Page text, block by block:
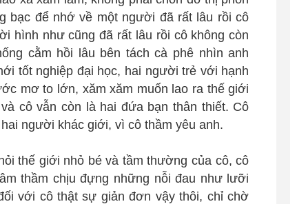
bạc để nhớ về một người đã rất lâu rồi cô
hình như cũng đã rất lâu rồi cô không còn
cằm hồi lâu bên tách cà phê nhìn anh
tốt nghiệp đại học, hai người trẻ với hạnh
mơ to lớn, xăm xăm muốn lao ra thế giới
cô vẫn còn là hai đứa bạn thân thiết. Cô
người khác giới, vì cô thầm yêu anh.
thế giới nhỏ bé và tầm thường của cô, cô
thầm chịu đựng những nỗi đau như lưỡi
với cô thật sự giản đơn vậy thôi, chỉ chờ